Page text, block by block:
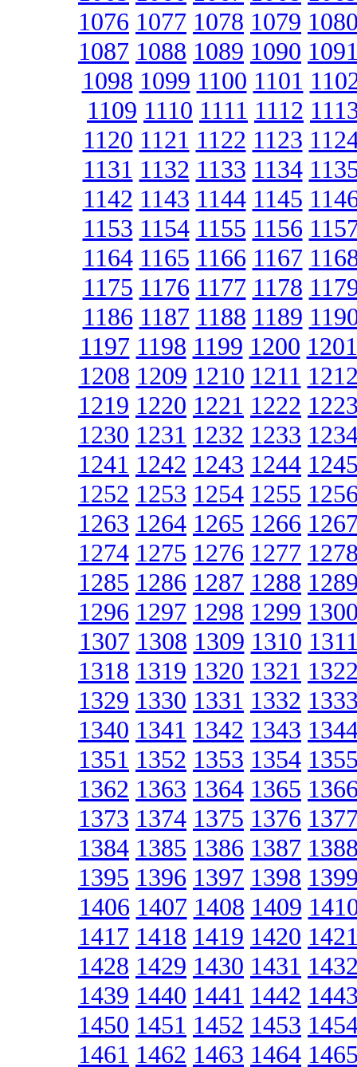
1076 1077 1078 1079
1087 1088 1089 1090
1098 1099 1100 1101
1109 1110 1111 1112
1120 1121 1122 1123
1131 1132 1133 1134
1142 1143 1144 1145
1153 1154 1155 1156
1164 1165 1166 1167
1175 1176 1177 1178
1186 1187 1188 1189
1197 1198 1199 1200 1201
1208 1209 1210 1211
1219 1220 1221 1222
1230 1231 1232 1233
1241 1242 1243 1244
1252 1253 1254 1255
1263 1264 1265 1266
1274 1275 1276 1277
1285 1286 1287 1288
1296 1297 1298 1299
1307 1308 1309 1310
1318 1319 1320 1321
1329 1330 1331 1332
1340 1341 1342 1343
1351 1352 1353 1354
1362 1363 1364 1365
1373 1374 1375 1376
1384 1385 1386 1387
1395 1396 1397 1398
1406 1407 1408 1409
1417 1418 1419 1420
1428 1429 1430 1431
1439 1440 1441 1442
1450 1451 1452 1453
1461 1462 1463 1464